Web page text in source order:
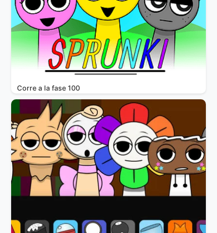
Corre a la fase 100